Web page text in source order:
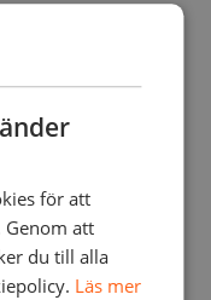
FRÅN
Station samt S3
Samtidigt
…
för att
att
du till alla
Läs mer